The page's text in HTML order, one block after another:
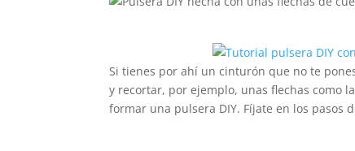
Si tienes por ahí un cinturón que no te
y recortar, por ejemplo, unas flechas como
formar una pulsera DIY. Fíjate en los pasos